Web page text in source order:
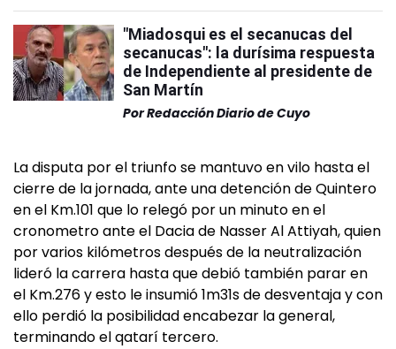
"Miadosqui es el secanucas del
secanucas": la durísima respuesta
de Independiente al presidente de
San Martín
PorRedacción Diario de Cuyo
La disputa por el triunfo se mantuvo en vilo hasta el
cierre de la jornada, ante una detención de Quintero
en el Km.101 que lo relegó por un minuto en el
cronometro ante el Dacia de Nasser Al Attiyah, quien
por varios kilómetros después de la neutralización
lideró la carrera hasta que debió también parar en
el Km.276 y esto le insumió 1m31s de desventaja y con
ello perdió la posibilidad encabezar la general,
terminando el qatarí tercero.